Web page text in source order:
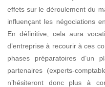
effets sur le déroulement du
influençant les négociations
En définitive, cela aura
d’entreprise à recourir à ces
phases préparatoires d’un
partenaires (experts-
n’hésiteront donc plus à